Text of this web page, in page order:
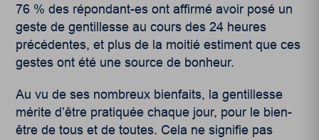
76 % des répondant-es ont affirmé avoir posé un
geste de gentillesse au cours des 24 heures
précédentes, et plus de la moitié estiment que ces
gestes ont été une source de bonheur.
Au vu de ses nombreux bienfaits, la gentillesse
mérite d’être pratiquée chaque jour, pour le bien-
être de tous et de toutes. Cela ne signifie pas